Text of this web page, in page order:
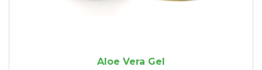
Aloe Vera Gel